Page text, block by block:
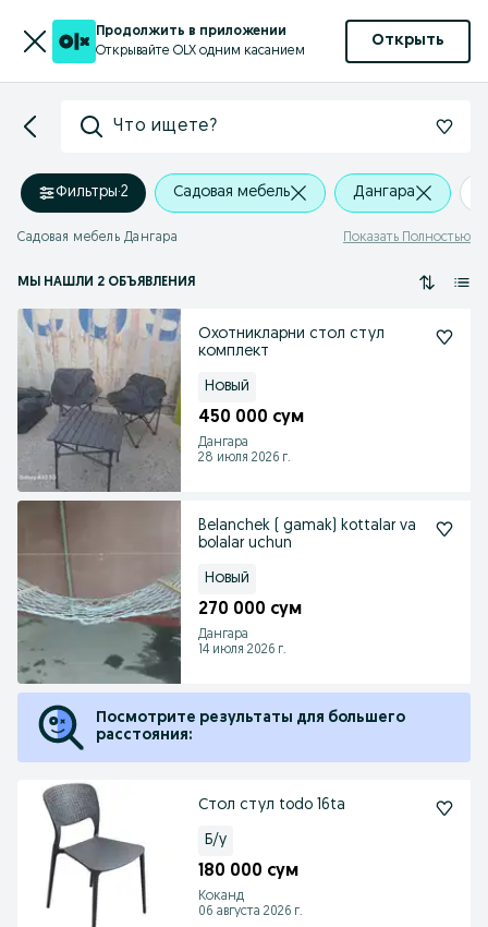
Продолжить в приложении
Открывайте OLX одним касанием
Открыть
Что ищете?
Фильтры·2 Садовая мебель Дангара
Садовая мебель Дангара Показать Полностью
МЫ НАШЛИ 2 ОБЪЯВЛЕНИЯ
Охотникларни стол стул
комплект
Новый
450 000 сум
Дангара
28 июля 2026 г.
Belanchek ( gamak) kottalar va
bolalar uchun
Новый
270 000 сум
Дангара
14 июля 2026 г.
Посмотрите результаты для большего
расстояния:
Стол стул todo 16ta
Б/у
180 000 сум
Коканд
06 августа 2026 г.